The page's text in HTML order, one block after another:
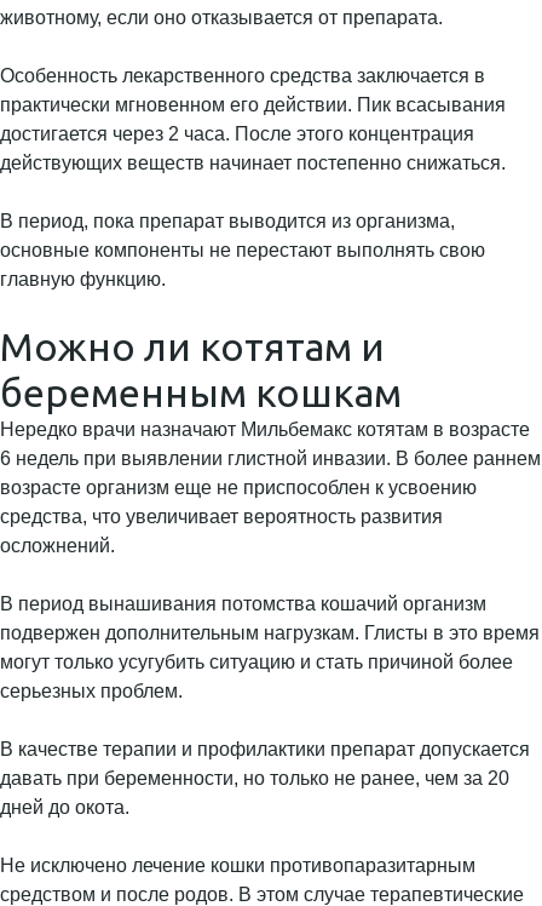
животному, если оно отказывается от препарата.
Особенность лекарственного средства заключается в
практически мгновенном его действии. Пик всасывания
достигается через 2 часа. После этого концентрация
действующих веществ начинает постепенно снижаться.
В период, пока препарат выводится из организма,
основные компоненты не перестают выполнять свою
главную функцию.
Можно ли котятам и
беременным кошкам
Нередко врачи назначают Мильбемакс котятам в возрасте
6 недель при выявлении глистной инвазии. В более раннем
возрасте организм еще не приспособлен к усвоению
средства, что увеличивает вероятность развития
осложнений.
В период вынашивания потомства кошачий организм
подвержен дополнительным нагрузкам. Глисты в это время
могут только усугубить ситуацию и стать причиной более
серьезных проблем.
В качестве терапии и профилактики препарат допускается
давать при беременности, но только не ранее, чем за 20
дней до окота.
Не исключено лечение кошки противопаразитарным
средством и после родов. В этом случае терапевтические